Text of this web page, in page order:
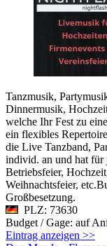
Tanzmusik,
Dinnermusik,
welche Ihr Fest zu
ein flexibles
die Live Tanzband,
individ. an und hat
Betriebsfeier,
Weihnachtsfeier,
Großbesetzung.
PLZ: 73630
Budget / Gage: auf
Eintrag anzeigen >>